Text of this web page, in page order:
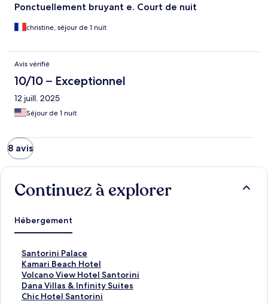
Ponctuellement bruyant e. Court de nuit
christine, séjour de 1 nuit
Avis vérifié
10/10 – Exceptionnel
12 juill. 2025
Séjour de 1 nuit
8 avis
Continuez à explorer
Hébergement
Santorini Palace
S
a
n
t
o
Kamari Beach Hotel
K
a
m
a
Volcano View Hotel Santorini
V
o
l
Dana Villas & Infinity Suites
D
a
Chic Hotel Santorini
C